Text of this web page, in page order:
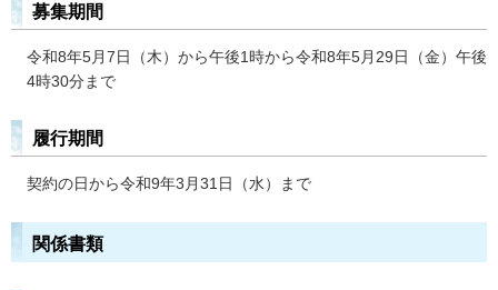
募集期間
令和8年5月7日（木）から午後1時から令和8年5月29日（金）午後
4時30分まで
履行期間
契約の日から令和9年3月31日（水）まで
関係書類